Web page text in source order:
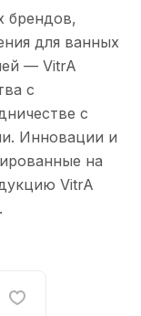
брендов,
для ванных
— VitrA
с
с
Инновации и
на
VitrA